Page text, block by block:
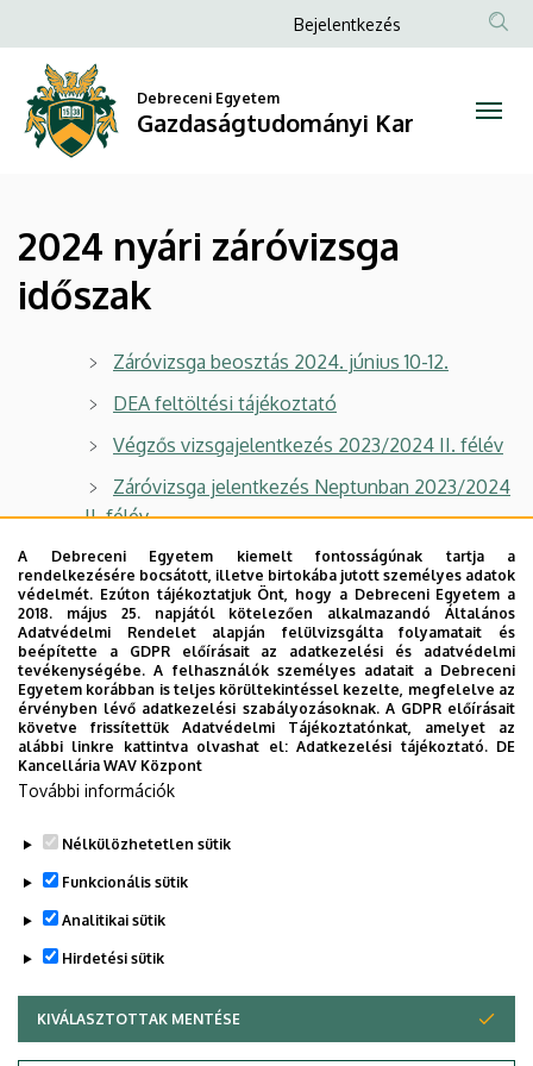
nyári
záróvizsga
időszak
Gazdaságtudományi
Kar
a
tartalomra
Anonim
menüje
Bejelentkezés
Debreceni Egyetem
Gazdaságtudományi Kar
2024 nyári záróvizsga
időszak
Záróvizsga beosztás 2024. június 10-12.
DEA feltöltési tájékoztató
Végzős vizsgajelentkezés 2023/2024 II. félév
Záróvizsga jelentkezés Neptunban 2023/2024
II. félév
A
záródolgozat/szakdolgozat/diplomadolgozat
tartalmi és formai követelményei, valamint
elkészítésének, bírálatának, védésének rendje
Záródolgozat/szakdolgozat/diplomamunka
titkosítási kérelem
Szakdolgozat/diplomamunka leadási
információk: alapszak, mesterszak, szakirányú
Legutóbbi frissítés: 2024. 09. 02. 07:59
A Debreceni Egyetem kiemelt fontosságúnak tartja a
rendelkezésére bocsátott, illetve birtokába jutott személyes adatok
védelmét. Ezúton tájékoztatjuk Önt, hogy a Debreceni Egyetem a
2018. május 25. napjától kötelezően alkalmazandó Általános
Adatvédelmi Rendelet alapján felülvizsgálta folyamatait és
beépítette a GDPR előírásait az adatkezelési és adatvédelmi
tevékenységébe. A felhasználók személyes adatait a Debreceni
Egyetem korábban is teljes körültekintéssel kezelte, megfelelve az
érvényben lévő adatkezelési szabályozásoknak. A GDPR előírásait
követve frissítettük Adatvédelmi Tájékoztatónkat, amelyet az
alábbi linkre kattintva olvashat el:Adatkezelési tájékoztató. DE
Kancellária WAV Központ
További információk
Nélkülözhetetlen sütik
Funkcionális sütik
Analitikai sütik
Hirdetési sütik
KIVÁLASZTOTTAK MENTÉSE
WITHDRAW CONSENT